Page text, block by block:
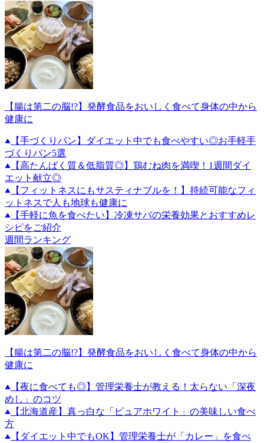
【腸は第二の脳!?】発酵食品をおいしく食べて身体の中から
健康に
【手づくりパン】ダイエット中でも食べやすい◎お手軽手
づくりパン5選
【高たんぱく質＆低脂質◎】鶏むね肉を満喫！1週間ダイ
エット献立◎
【フィットネスにもサスティナブルを！】持続可能なフィ
ットネスで人も地球も健康に
【手軽に魚を食べたい】冷凍サバの栄養効果とおすすめレ
シピをご紹介
週間ランキング
【腸は第二の脳!?】発酵食品をおいしく食べて身体の中から
健康に
【夜に食べても◎】管理栄養士が教える！太らない「深夜
めし」のコツ
【北海道産】真っ白な「ピュアホワイト」の美味しい食べ
方
【ダイエット中でもOK】管理栄養士が「カレー」を食べ